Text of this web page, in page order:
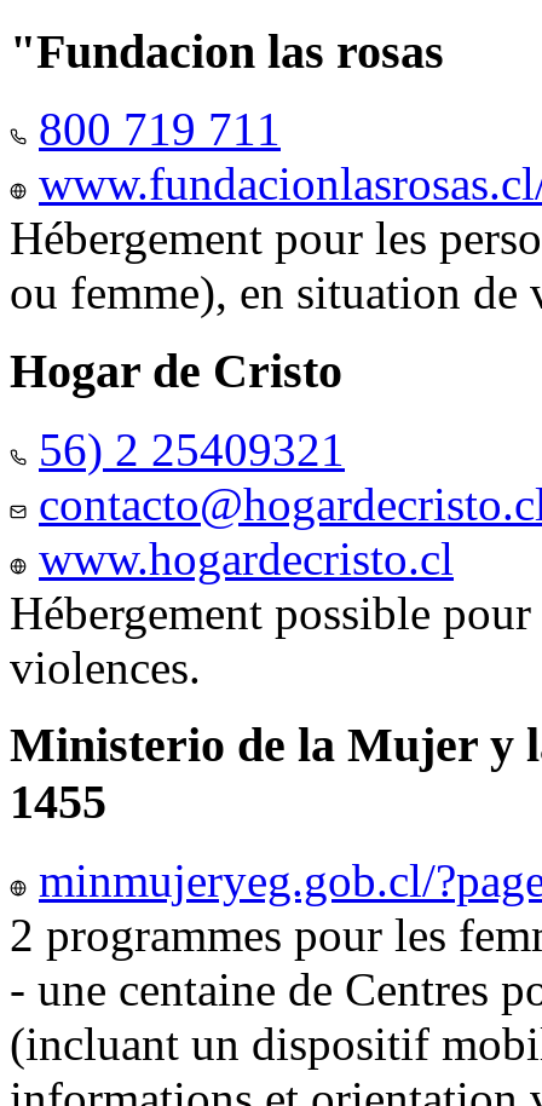
"Fundacion las rosas
800 719 711
Hébergement pour les
ou femme), en situation
Hogar de Cristo
56) 2 25409321
www.hogardecristo.cl
Hébergement possible
violences.
Ministerio de la Mujer y
1455
minmujeryeg.gob.cl/
2 programmes pour les
- une centaine de Centres
(incluant un dispositif